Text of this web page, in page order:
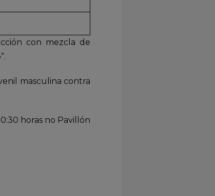
con mezcla de
masculina contra
horas no Pavillón